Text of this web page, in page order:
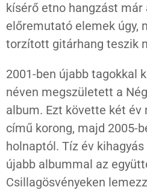
kísérő etno hangzást
előremutató elemek úgy,
torzított gitárhang teszik
2001-ben újabb tagokkal
néven megszületett a
album. Ezt követte két év
című korong, majd 2005-
holnaptól. Tíz év
újabb albummal az
Csillagösvényeken